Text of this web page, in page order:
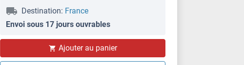
Destination: France
Envoi sous 17 jours ouvrables
Ajouter au panier